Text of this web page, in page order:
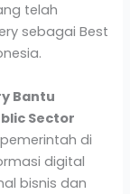
telah
sebagai Best
Bantu
Sector
di
digital
bisnis dan